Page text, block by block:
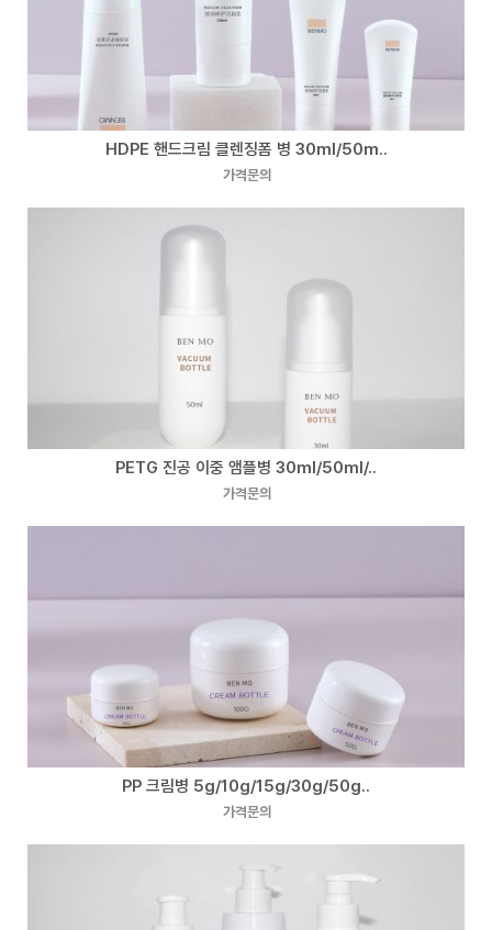
HDPE 핸드크림 클렌징폼 병 30ml/50m..
가격문의
PETG 진공 이중 앰플병 30ml/50ml/..
가격문의
PP 크림병 5g/10g/15g/30g/50g..
가격문의